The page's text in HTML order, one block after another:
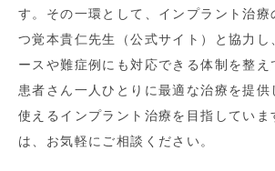
す。その一環として、インプラント治療
つ覚本貴仁先生（公式サイト）と協力し
ースや難症例にも対応できる体制を整え
患者さん一人ひとりに最適な治療を提供
使えるインプラント治療を目指していま
は、お気軽にご相談ください。